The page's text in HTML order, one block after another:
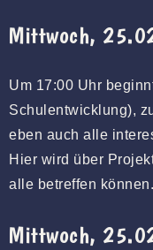
Mittwoch,
Um 17:00 Uhr
Schulentwicklung),
eben auch alle
Hier wird über
alle betreffen können.
Mittwoch,